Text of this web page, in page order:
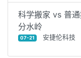
科学搬家 vs 普
分水岭
07-21 安捷伦科技